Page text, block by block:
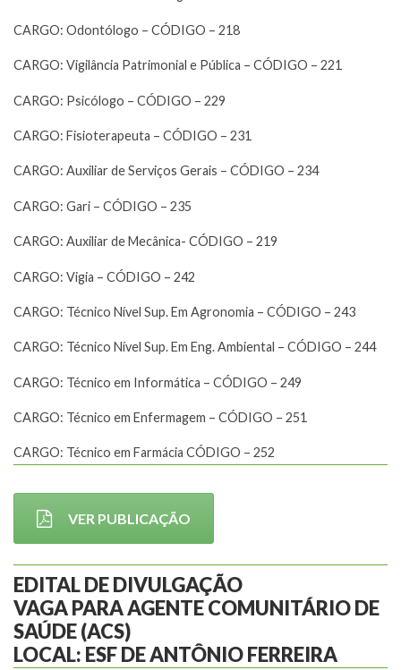
CARGO: Odontólogo – CÓDIGO – 218
CARGO: Vigilância Patrimonial e Pública – CÓDIGO – 221
CARGO: Psicólogo – CÓDIGO – 229
CARGO: Fisioterapeuta – CÓDIGO – 231
CARGO: Auxiliar de Serviços Gerais – CÓDIGO – 234
CARGO: Gari – CÓDIGO – 235
CARGO: Auxiliar de Mecânica- CÓDIGO – 219
CARGO: Vigia – CÓDIGO – 242
CARGO: Técnico Nível Sup. Em Agronomia – CÓDIGO – 243
CARGO: Técnico Nível Sup. Em Eng. Ambiental – CÓDIGO – 244
CARGO: Técnico em Informática – CÓDIGO – 249
CARGO: Técnico em Enfermagem – CÓDIGO – 251
CARGO: Técnico em Farmácia CÓDIGO – 252
VER PUBLICAÇÃO
EDITAL DE DIVULGAÇÃO
VAGA PARA AGENTE COMUNITÁRIO DE
SAÚDE (ACS)
LOCAL: ESF DE ANTÔNIO FERREIRA